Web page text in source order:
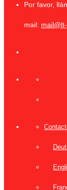
Por favor,
mail: